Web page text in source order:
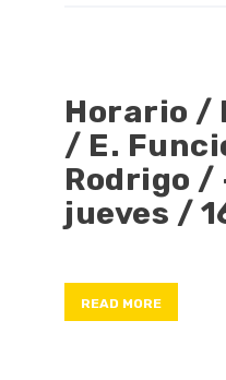
Horario /
/ E.
Rodrigo /
jueves /
READ MORE